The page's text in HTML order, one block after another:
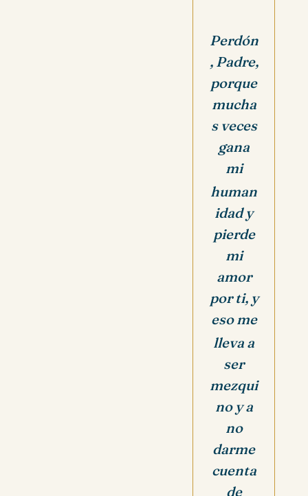
Perdón
, Padre,
porque
mucha
s veces
gana
mi
human
idad y
pierde
mi
amor
por ti, y
eso me
lleva a
ser
mezqui
no y a
no
darme
cuenta
de